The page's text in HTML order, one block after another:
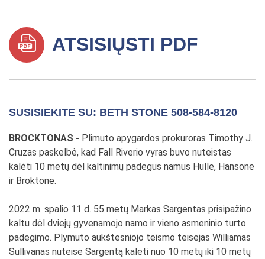
ATSISIŲSTI PDF
SUSISIEKITE SU: BETH STONE 508-584-8120
BROCKTONAS - Plimuto apygardos prokuroras Timothy J.
Cruzas paskelbė, kad Fall Riverio vyras buvo nuteistas
kalėti 10 metų dėl kaltinimų padegus namus Hulle, Hansone
ir Broktone.
2022 m. spalio 11 d. 55 metų Markas Sargentas prisipažino
kaltu dėl dviejų gyvenamojo namo ir vieno asmeninio turto
padegimo. Plymuto aukštesniojo teismo teisėjas Williamas
Sullivanas nuteisė Sargentą kalėti nuo 10 metų iki 10 metų